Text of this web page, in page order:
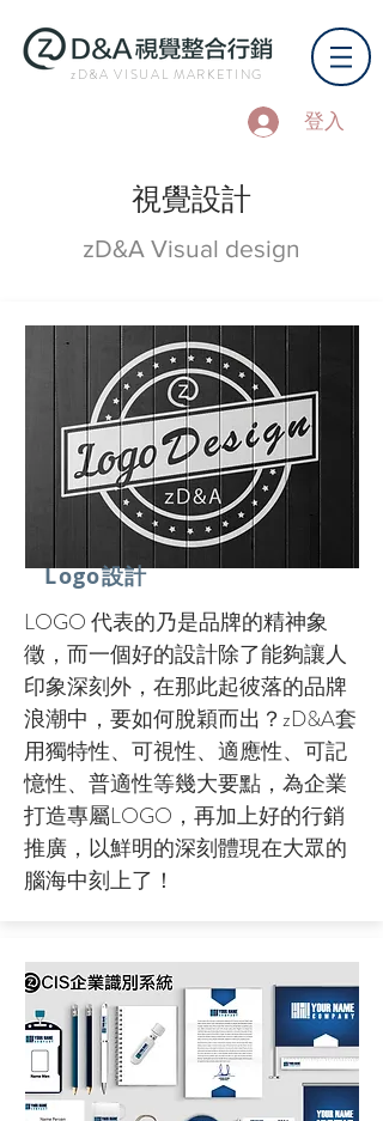
zD&A VISUAL MARKETING
登入
視覺設計
zD&A Visual design
​Logo設計
LOGO 代表的乃是品牌的精神象
徵，而一個好的設計除了能夠讓人
印象深刻外，在那此起彼落的品牌
浪潮中，要如何脫穎而出？zD&A套
用獨特性、可視性、適應性、可記
憶性、普適性等幾大要點，為企業
打造專屬LOGO，再加上好的行銷
推廣，以鮮明的深刻體現在大眾的
腦海中刻上了！